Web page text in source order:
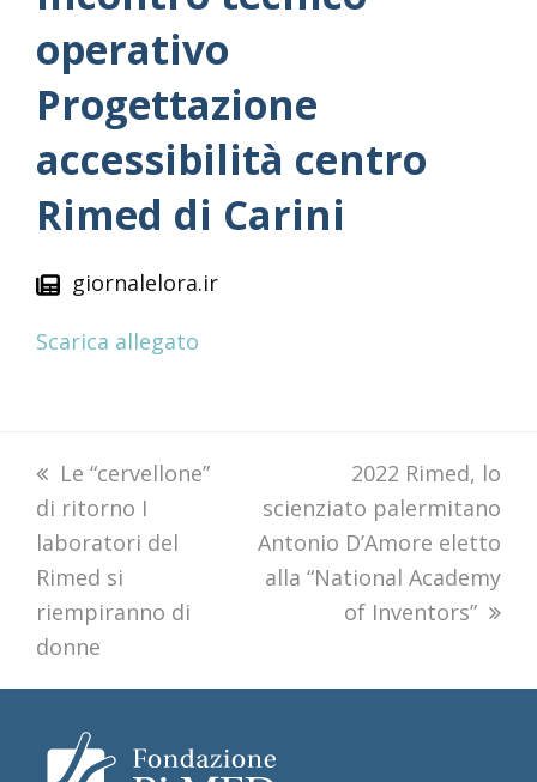
operativo
Progettazione
accessibilità centro
Rimed di Carini
giornalelora.ir
Scarica allegato
previous
post:
Le “cervellone”
di ritorno I
laboratori del
Rimed si
riempiranno di
donne
next
post:
2022 Rimed, lo
scienziato palermitano
Antonio D’Amore eletto
alla “National Academy
of Inventors”